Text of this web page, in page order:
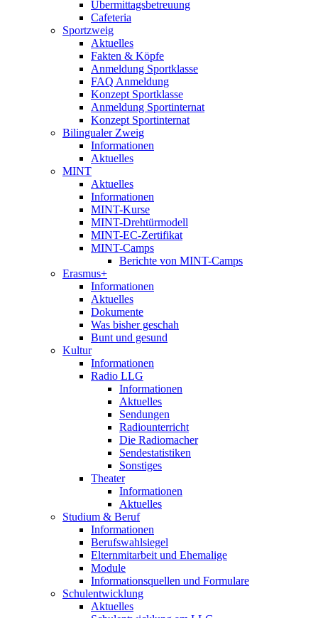
Übermittagsbetreuung
Cafeteria
Sportzweig
Aktuelles
Fakten & Köpfe
Anmeldung Sportklasse
FAQ Anmeldung
Konzept Sportklasse
Anmeldung Sportinternat
Konzept Sportinternat
Bilingualer Zweig
Informationen
Aktuelles
MINT
Aktuelles
Informationen
MINT-Kurse
MINT-Drehtürmodell
MINT-EC-Zertifikat
MINT-Camps
Berichte von MINT-Camps
Erasmus+
Informationen
Aktuelles
Dokumente
Was bisher geschah
Bunt und gesund
Kultur
Informationen
Radio LLG
Informationen
Aktuelles
Sendungen
Radiounterricht
Die Radiomacher
Sendestatistiken
Sonstiges
Theater
Informationen
Aktuelles
Studium & Beruf
Informationen
Berufswahlsiegel
Elternmitarbeit und Ehemalige
Module
Informationsquellen und Formulare
Schulentwicklung
Aktuelles